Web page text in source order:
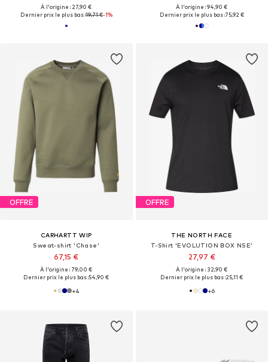
À l'origine : 27,90 €
Dernier prix le plus bas :19,71 €-1%
À l'origine : 94,90 €
Dernier prix le plus bas :75,92 €
OFFRE
CARHARTT WIP
Sweat-shirt 'Chase'
67,15 €
À l'origine : 79,00 €
Dernier prix le plus bas :54,90 €
+4
OFFRE
THE NORTH FACE
T-Shirt 'EVOLUTION BOX NSE'
27,97 €
À l'origine : 32,90 €
Dernier prix le plus bas :25,11 €
+6